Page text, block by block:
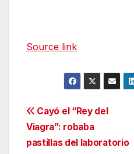
Source link
Navegación
de
Cayó el “Rey del
Viagra”: robaba
pastillas del laboratorio